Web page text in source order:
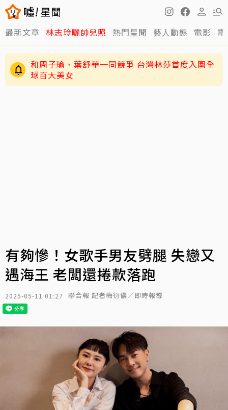
最新文章 林志玲曬帥兒照 熱門星聞 藝人動態 電影
和周子瑜、葉舒華一同競爭 台灣林莎首度入圍全
球百大美女
有夠慘！女歌手男友劈腿 失戀又
遇海王 老闆還捲款落跑
2025-05-11 01:27 聯合報 記者梅衍儂／即時報導